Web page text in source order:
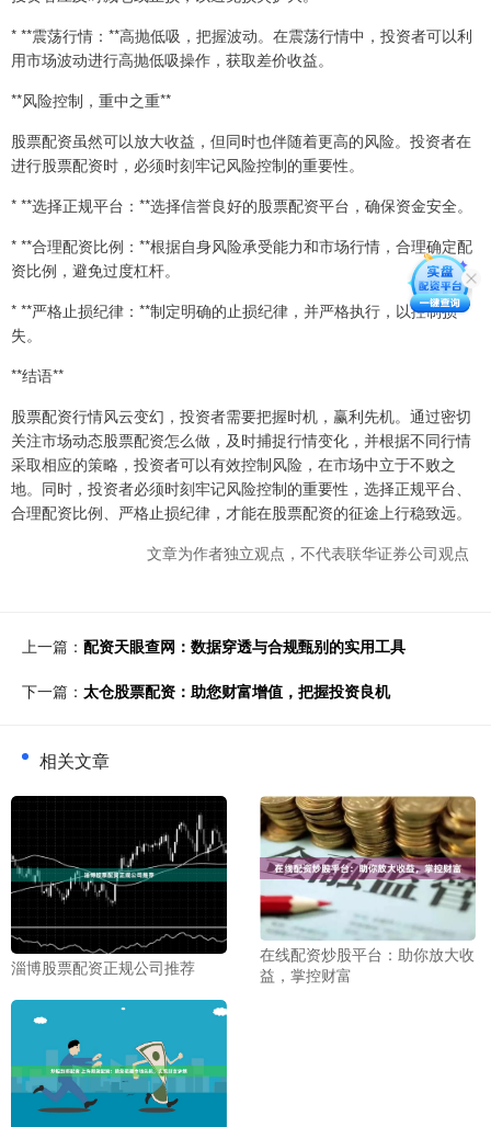
* **震荡行情：**高抛低吸，把握波动。在震荡行情中，投资者可以利
用市场波动进行高抛低吸操作，获取差价收益。
**风险控制，重中之重**
股票配资虽然可以放大收益，但同时也伴随着更高的风险。投资者在
进行股票配资时，必须时刻牢记风险控制的重要性。
* **选择正规平台：**选择信誉良好的股票配资平台，确保资金安全。
* **合理配资比例：**根据自身风险承受能力和市场行情，合理确定配
资比例，避免过度杠杆。
* **严格止损纪律：**制定明确的止损纪律，并严格执行，以控制损
失。
**结语**
股票配资行情风云变幻，投资者需要把握时机，赢利先机。通过密切
关注市场动态股票配资怎么做，及时捕捉行情变化，并根据不同行情
采取相应的策略，投资者可以有效控制风险，在市场中立于不败之
地。同时，投资者必须时刻牢记风险控制的重要性，选择正规平台、
合理配资比例、严格止损纪律，才能在股票配资的征途上行稳致远。
文章为作者独立观点，不代表联华证券公司观点
上一篇： 配资天眼查网：数据穿透与合规甄别的实用工具
下一篇： 太仓股票配资：助您财富增值，把握投资良机
相关文章
淄博股票配资正规公司推荐
在线配资炒股平台：助你放大收
益，掌控财富